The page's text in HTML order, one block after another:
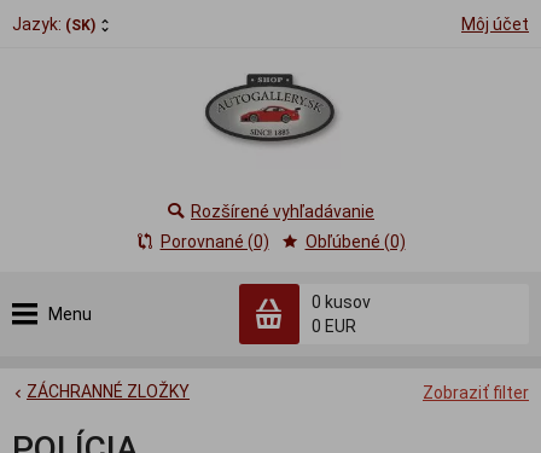
Jazyk: (SK) Môj účet
Menu
0 kusov
0 EUR
Rozšírené vyhľadávanie
Porovnané (0)
Obľúbené (0)
Zobraziť filter
ZÁCHRANNÉ ZLOŽKY